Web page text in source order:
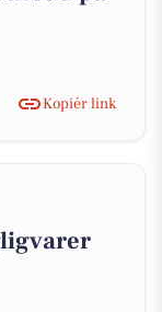
Kopiér link